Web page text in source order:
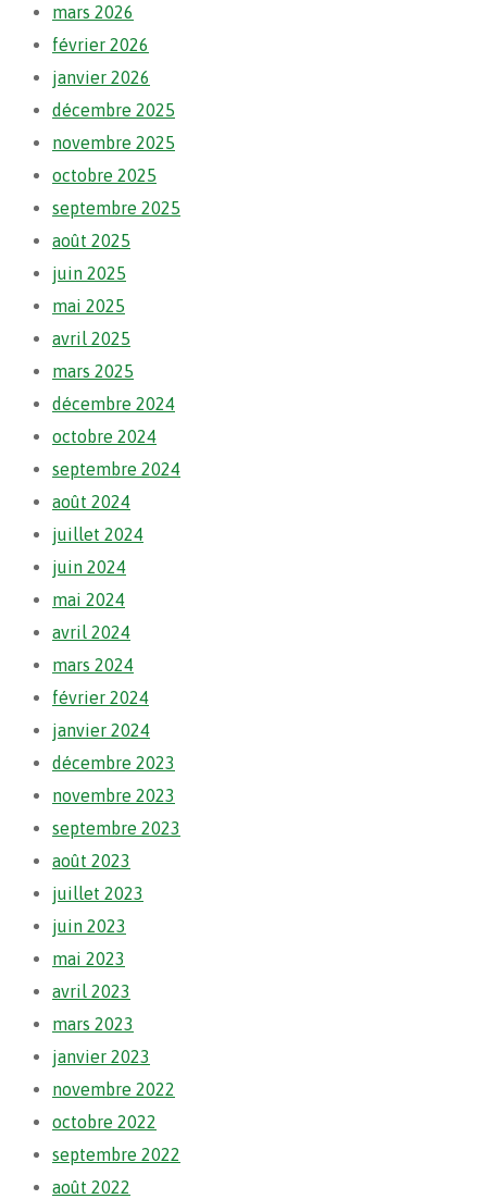
mars 2026
février 2026
janvier 2026
décembre 2025
novembre 2025
octobre 2025
septembre 2025
août 2025
juin 2025
mai 2025
avril 2025
mars 2025
décembre 2024
octobre 2024
septembre 2024
août 2024
juillet 2024
juin 2024
mai 2024
avril 2024
mars 2024
février 2024
janvier 2024
décembre 2023
novembre 2023
septembre 2023
août 2023
juillet 2023
juin 2023
mai 2023
avril 2023
mars 2023
janvier 2023
novembre 2022
octobre 2022
septembre 2022
août 2022